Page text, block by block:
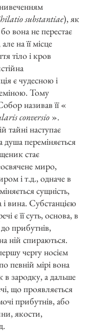
substantiae), як
вона не перестає
на її місце
тіло і кров
є чудесною і
Тому
називав її «
conversio ».
тайні наступає
душа переміняється
стає
миро,
і т.д., одначе в
сущність,
і вина. Субстанцією
є її суть, основа, в
прибутнів,
ній спираються.
чергу носієм
певній мірі вона
в зародку, а дальше
що проявляється
прибутнів, або
якости,